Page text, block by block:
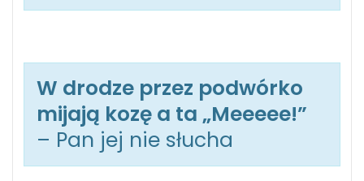
W drodze przez podwórko
mijają kozę a ta „Meeeee!”
– Pan jej nie słucha